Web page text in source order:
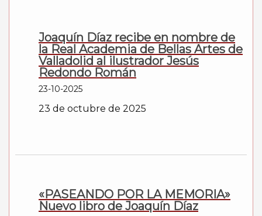
Joaquín Díaz recibe en nombre de
la Real Academia de Bellas Artes de
Valladolid al ilustrador Jesús
Redondo Román
23-10-2025
23 de octubre de 2025
«PASEANDO POR LA MEMORIA»
Nuevo libro de Joaquín Díaz